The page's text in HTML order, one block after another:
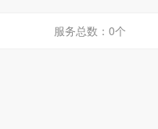
服务总数：0个